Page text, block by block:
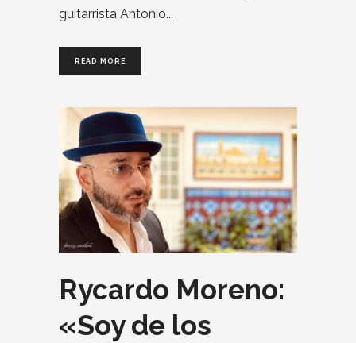
guitarrista Antonio
READ MORE
Rycardo Moreno:
«Soy de los